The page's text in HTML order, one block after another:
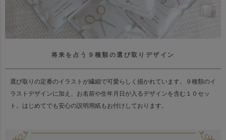
将来を占う９種類の選び取りデザイン
選び取りの定番のイラストが繊細で可愛らしく描かれています。
９種類のイ
ラストデザインに加え、お名前や生年月日が入るデザインを含む１０セッ
ト。 はじめてでも安心の説明用紙もお付けしております。